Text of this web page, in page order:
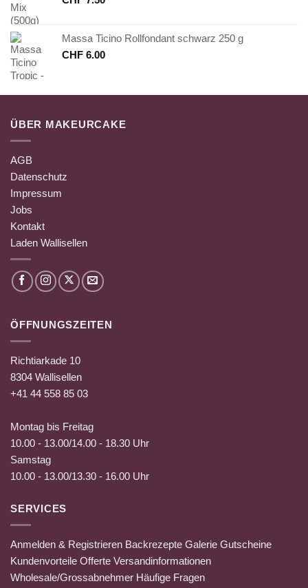
Massa Ticino Rollfondant schwarz 250 g
CHF 6.00
ÜBER MAKEURCAKE
AGB
Datenschutz
Impressum
Jobs
Kontakt
Laden Wallisellen
ÖFFNUNGSZEITEN
Richtiarkade 10
8304 Wallisellen
+41 44 558 85 03
Montag bis Freitag
10.00 - 13.00/14.00 - 18.30 Uhr
Samstag
10.00 - 13.00/13.30 - 16.00 Uhr
SERVICES
Anmelden & Registrieren Backrezepte Galerie Gutscheine
Kundenvorteile Offerte Versandinformationen
Wholesale/Grossabnehmer Häufige Fragen